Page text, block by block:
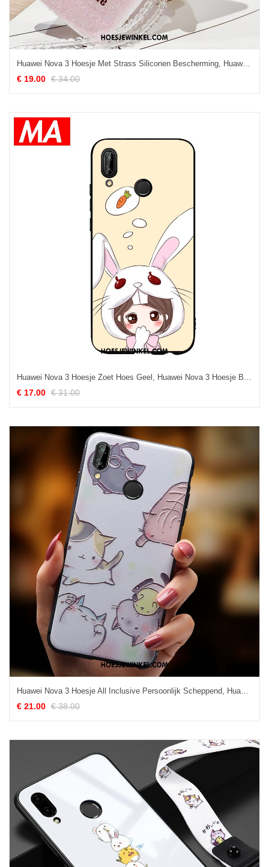
Huawei Nova 3 Hoesje Met Strass Siliconen Bescherming, Huawei Nova 3 Hoesje Hoes Roze
€ 19.00 € 34.00
Huawei Nova 3 Hoesje Zoet Hoes Geel, Huawei Nova 3 Hoesje Bescherming Siliconen
€ 17.00 € 31.00
Huawei Nova 3 Hoesje All Inclusive Persoonlijk Scheppend, Huawei Nova 3 Hoesje Dun Hoes
€ 21.00 € 38.00